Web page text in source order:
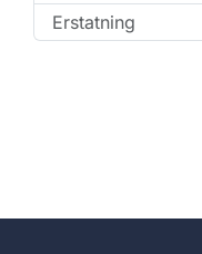
Erstatning